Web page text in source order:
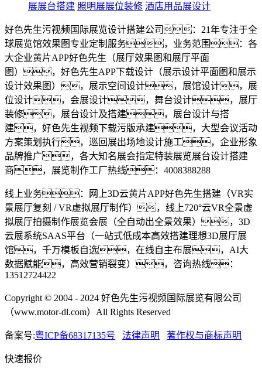
展展台搭建 照明展展位装修 酒店用品展设计
好色先生污视频国际展览设计搭建公司：21年专注于全
球展览馆效果图专业定制服务，业务范围：各
大企业黄片APP好色先生（展厅效果图和展厅平面
图），好色先生APP下载设计（展示设计平面图和展示
设计效果图），展示空间设计，展馆设计，展
位设计，会展设计，舞台设计，展厅
装修，展台设计及搭建，展台设计与搭
建，好色先生视频下载污版承建，大型会议活动
方案策划执行，巡回展出场地设计施工，企业形象
品牌推广，各大知名展会指定特装展览展台设计搭建
商，展览制作工厂热线：4008388288
线上业务：网上3D云黄片APP好色先生搭建（VR实
景展厅复刻 / VR虚拟展厅制作），线上720°云VR全景虚
拟展厅拍摄制作展览会展（全自动出全景效果），3D
云展系统SAAS平台（一站式低成本高效搭建理想3D展厅展
馆，千万模板自选，在线自主布展，AI大
数据赋能，高效营销裂变），咨询热线：
13512724422
Copyright © 2004 - 2024 好色先生污视频国际展览有限公司
（www.motor-dl.com）All Rights Reserved
备案号:粤ICP备68317135号 法律声明 著作权与商标声明
快速报价